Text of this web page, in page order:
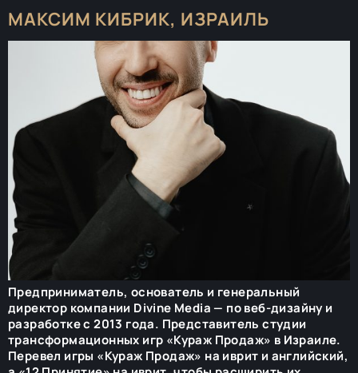
МАКСИМ КИБРИК, ИЗРАИЛЬ
Предприниматель, основатель и генеральный
директор компании Divine Media — по веб-дизайну и
разработке с 2013 года. Представитель студии
трансформационных игр «Кураж Продаж» в Израиле.
Перевел игры «Кураж Продаж» на иврит и английский,